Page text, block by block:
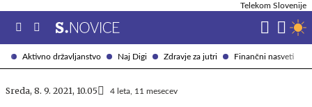
Aktivno državljanstvo Naj Digi Zdravje za jutri Finančni nasveti
Telekom Slovenije
Sreda, 8. 9. 2021, 10.05 4 leta, 11 mesecev